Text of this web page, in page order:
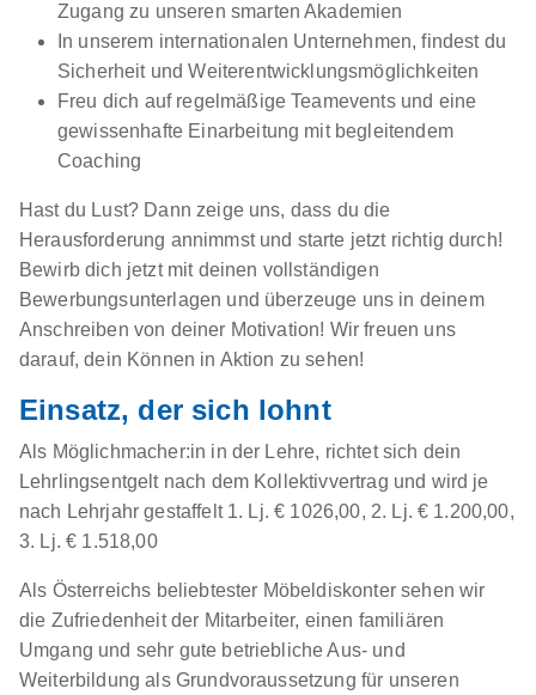
Zugang zu unseren smarten Akademien
In unserem internationalen Unternehmen, findest du
Sicherheit und Weiterentwicklungsmöglichkeiten
Freu dich auf regelmäßige Teamevents und eine
gewissenhafte Einarbeitung mit begleitendem
Coaching
Hast du Lust? Dann zeige uns, dass du die
Herausforderung annimmst und starte jetzt richtig durch!
Bewirb dich jetzt mit deinen vollständigen
Bewerbungsunterlagen und überzeuge uns in deinem
Anschreiben von deiner Motivation! Wir freuen uns
darauf, dein Können in Aktion zu sehen!
Einsatz, der sich lohnt
Als Möglichmacher:in in der Lehre, richtet sich dein
Lehrlingsentgelt nach dem Kollektivvertrag und wird je
nach Lehrjahr gestaffelt 1. Lj. € 1026,00, 2. Lj. € 1.200,00,
3. Lj. € 1.518,00
Als Österreichs beliebtester Möbeldiskonter sehen wir
die Zufriedenheit der Mitarbeiter, einen familiären
Umgang und sehr gute betriebliche Aus- und
Weiterbildung als Grundvoraussetzung für unseren